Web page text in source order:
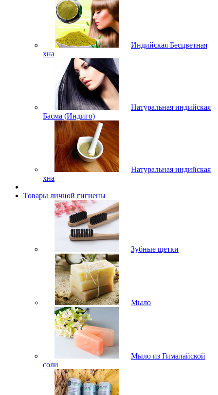
Индийская Бесцветная
хна
Натуральная индийская
Басма (Индиго)
Натуральная индийская
хна
Товары личной гигиены
Зубные щетки
Мыло
Мыло из Гималайской
соли